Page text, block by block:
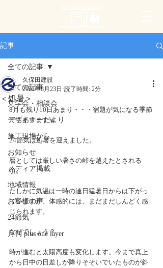
記事
全ての記事
見学会・相談会
デザイナーだより
施工現場から
お知らせ
メディア掲載
地域情報
お客様の声
24節気
月刊 plus one layer
全ての記事
＜処暑＞
久保田建設
2022年8月23日 読了時間: 2分
8月も残り10日あまり・・・宿題が気になる季節
でもありますｗ
24節気は処暑を迎えました。
暦としては厳しい暑さの峠を越えたとされる
頃。
たしかに気温は一時の連日猛暑日からは下がっ
ていますが、体感的には、まだまだしんどく感
じられます。
なぜでしょう？
時が進むと太陽高度も変化します。今まで真上
から日中の日差しが降りそそいでいたものが斜